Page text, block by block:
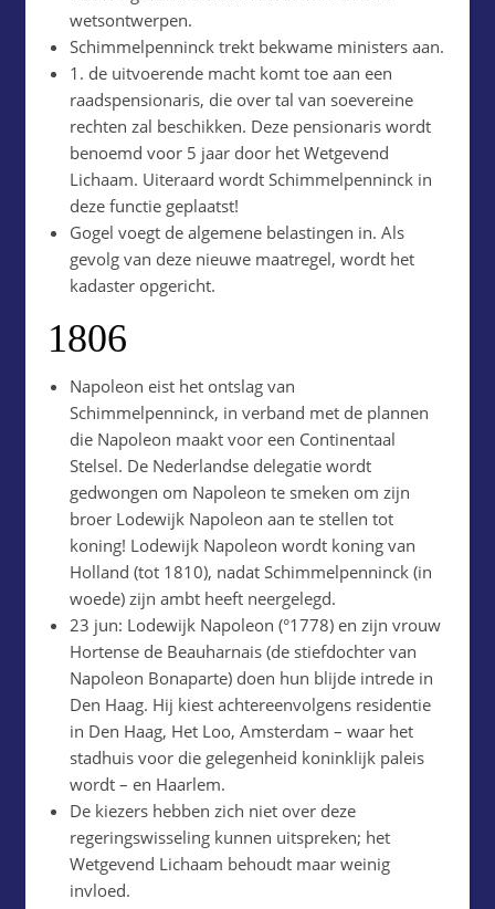
wetsontwerpen.
Schimmelpenninck trekt bekwame ministers aan.
1. de uitvoerende macht komt toe aan een
raadspensionaris, die over tal van soevereine
rechten zal beschikken. Deze pensionaris wordt
benoemd voor 5 jaar door het Wetgevend
Lichaam. Uiteraard wordt Schimmelpenninck in
deze functie geplaatst!
Gogel voegt de algemene belastingen in. Als
gevolg van deze nieuwe maatregel, wordt het
kadaster opgericht.
1806
Napoleon eist het ontslag van
Schimmelpenninck, in verband met de plannen
die Napoleon maakt voor een Continentaal
Stelsel. De Nederlandse delegatie wordt
gedwongen om Napoleon te smeken om zijn
broer Lodewijk Napoleon aan te stellen tot
koning! Lodewijk Napoleon wordt koning van
Holland (tot 1810), nadat Schimmelpenninck (in
woede) zijn ambt heeft neergelegd.
23 jun: Lodewijk Napoleon (°1778) en zijn vrouw
Hortense de Beauharnais (de stiefdochter van
Napoleon Bonaparte) doen hun blijde intrede in
Den Haag. Hij kiest achtereenvolgens residentie
in Den Haag, Het Loo, Amsterdam – waar het
stadhuis voor die gelegenheid koninklijk paleis
wordt – en Haarlem.
De kiezers hebben zich niet over deze
regeringswisseling kunnen uitspreken; het
Wetgevend Lichaam behoudt maar weinig
invloed.